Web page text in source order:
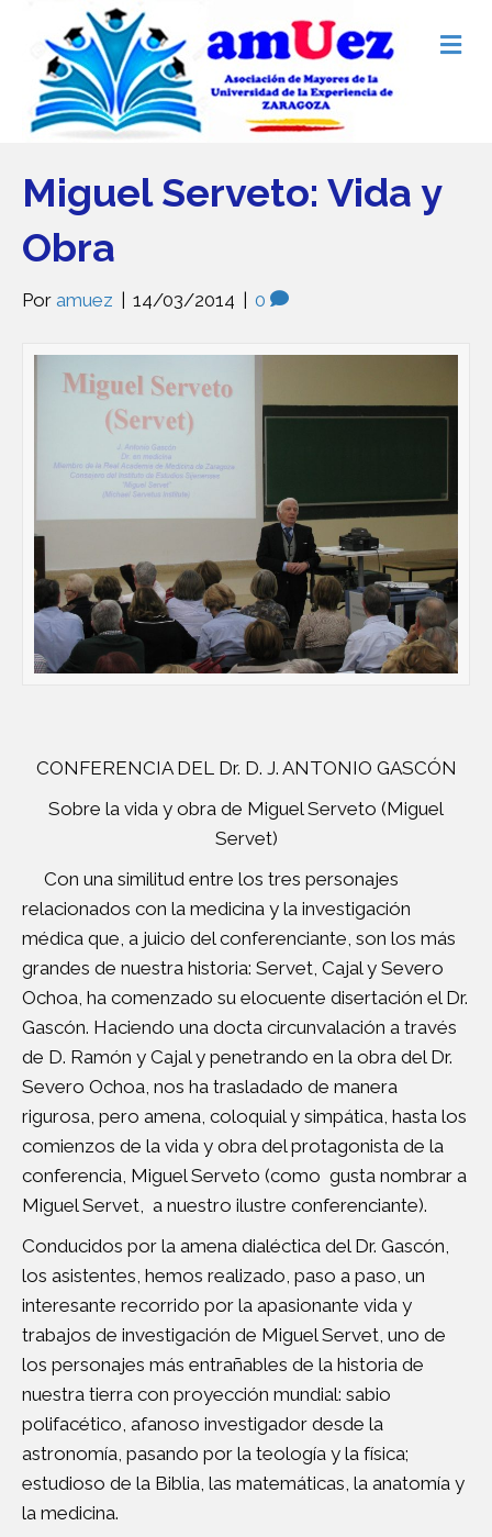
M
e
Miguel Serveto: Vida y
Obra
Por amuez 14/03/2014 0
CONFERENCIA DEL Dr. D. J. ANTONIO GASCÓN
Sobre la vida y obra de Miguel Serveto (Miguel
Servet)
Con una similitud entre los tres personajes
relacionados con la medicina y la investigación
médica que, a juicio del conferenciante, son los más
grandes de nuestra historia: Servet, Cajal y Severo
Ochoa, ha comenzado su elocuente disertación el Dr.
Gascón. Haciendo una docta circunvalación a través
de D. Ramón y Cajal y penetrando en la obra del Dr.
Severo Ochoa, nos ha trasladado de manera
rigurosa, pero amena, coloquial y simpática, hasta los
comienzos de la vida y obra del protagonista de la
conferencia, Miguel Serveto (como gusta nombrar a
Miguel Servet, a nuestro ilustre conferenciante).
Conducidos por la amena dialéctica del Dr. Gascón,
los asistentes, hemos realizado, paso a paso, un
interesante recorrido por la apasionante vida y
trabajos de investigación de Miguel Servet, uno de
los personajes más entrañables de la historia de
nuestra tierra con proyección mundial: sabio
polifacético, afanoso investigador desde la
astronomía, pasando por la teología y la física;
estudioso de la Biblia, las matemáticas, la anatomía y
la medicina.